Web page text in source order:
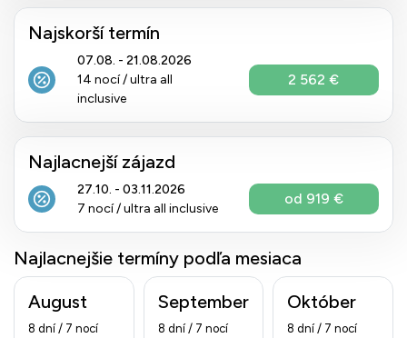
Najskorší termín
07.08. - 21.08.2026
14 nocí / ultra all
inclusive
2 562 €
Najlacnejší zájazd
27.10. - 03.11.2026
7 nocí / ultra all inclusive
od 919 €
Najlacnejšie termíny podľa mesiaca
August
8 dní / 7 nocí
September
8 dní / 7 nocí
Október
8 dní / 7 nocí